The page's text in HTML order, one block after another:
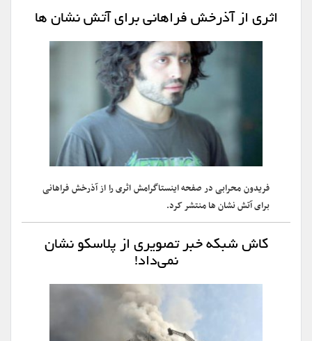
اثری از آذرخش فراهانی برای آتش نشان ها
فریدون محرابی در صفحه اینستاگرامش اثری را از آذرخش فراهانی
برای آتش نشان ها منتشر کرد.
کاش شبکه خبر تصویری از پلاسکو نشان
نمی‌داد!